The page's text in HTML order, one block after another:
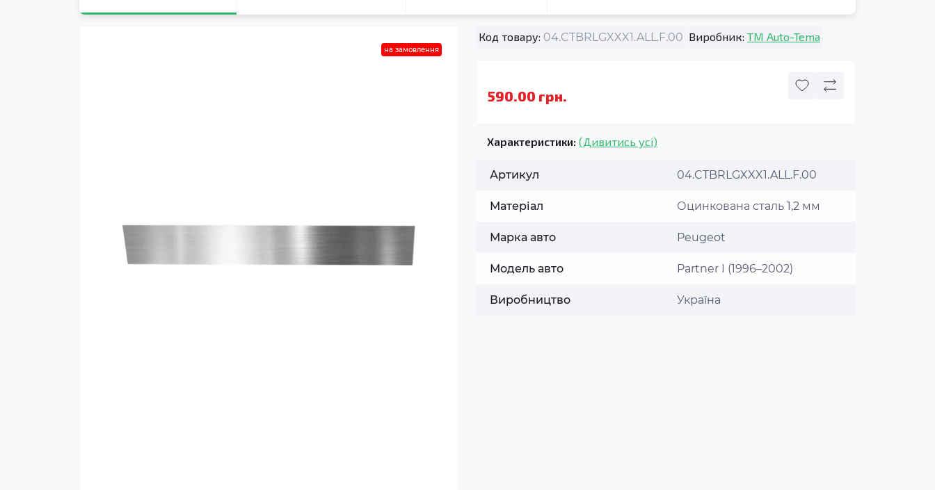
на замовлення
Код товару: 04.CTBRLGXXX1.ALL.F.00 Виробник: TM Auto-Tema
590.00 грн.
Характеристики: (Дивитись усі)
Артикул 04.CTBRLGXXX1.ALL.F.00
Матеріал Оцинкована сталь 1,2 мм
Марка авто Peugeot
Модель авто Partner I (1996–2002)
Виробництво Україна